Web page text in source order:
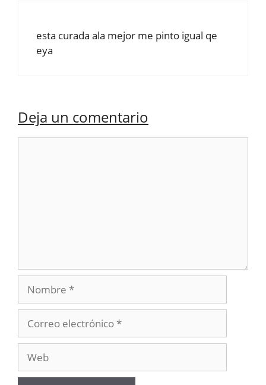
esta curada ala mejor me pinto igual qe
eya
Deja un comentario
Nombre
electrónico